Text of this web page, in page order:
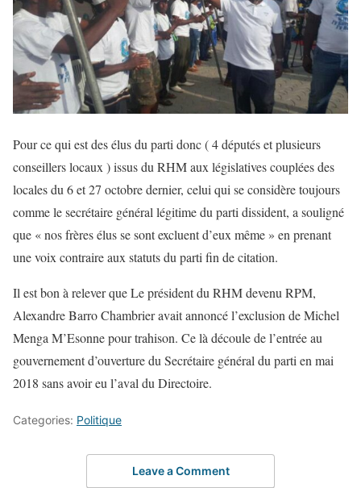
Pour ce qui est des élus du parti donc ( 4 députés et plusieurs
conseillers locaux ) issus du RHM aux législatives couplées des
locales du 6 et 27 octobre dernier, celui qui se considère toujours
comme le secrétaire général légitime du parti dissident, a souligné
que « nos frères élus se sont excluent d’eux même » en prenant
une voix contraire aux statuts du parti fin de citation.
Il est bon à relever que Le président du RHM devenu RPM,
Alexandre Barro Chambrier avait annoncé l’exclusion de Michel
Menga M’Esonne pour trahison. Ce là découle de l’entrée au
gouvernement d’ouverture du Secrétaire général du parti en mai
2018 sans avoir eu l’aval du Directoire.
Categories: Politique
Leave a Comment